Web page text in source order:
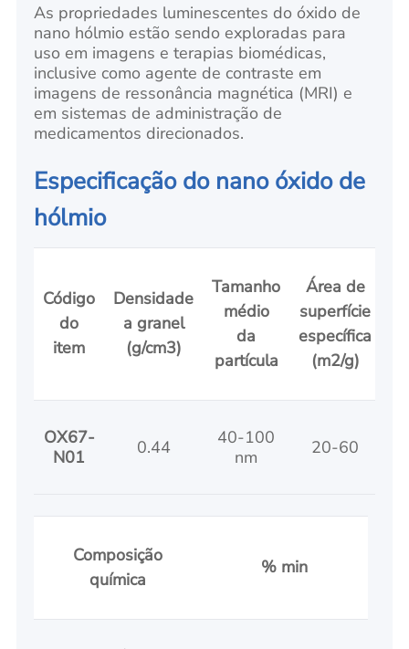
As propriedades luminescentes do óxido de
nano hólmio estão sendo exploradas para
uso em imagens e terapias biomédicas,
inclusive como agente de contraste em
imagens de ressonância magnética (MRI) e
em sistemas de administração de
medicamentos direcionados.
Especificação do nano óxido de
hólmio
Código
do
item
Densidade
a granel
(g/cm3)
Tamanho
médio
da
partícula
Área de
superfície
específica
(m2/g)
OX67-
N01
0.44
40-100
nm
20-60
Composição
química
% min